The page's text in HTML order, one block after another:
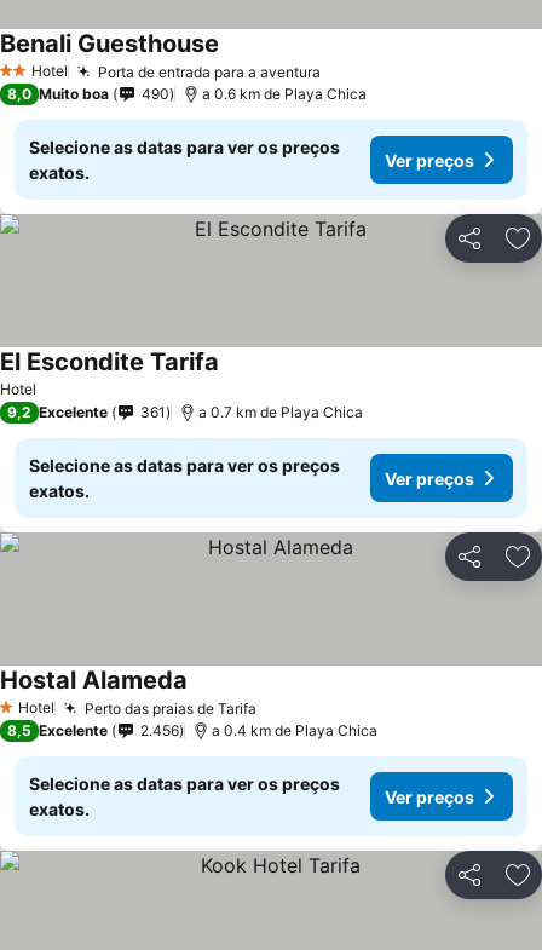
2 Estrelas
Hotel Porta de entrada para a aventura
Benali Guesthouse
8,0 Muito boa 490 a 0.6 km de Playa Chica
Selecione as datas para ver os preços
exatos.
Ver preços
Partilhar
Hotel
El Escondite Tarifa
9,2 Excelente 361 a 0.7 km de Playa Chica
Selecione as datas para ver os preços
exatos.
Ver preços
Partilhar
1 Estrelas
Hotel Perto das praias de Tarifa
Hostal Alameda
8,5 Excelente 2.456 a 0.4 km de Playa Chica
Selecione as datas para ver os preços
exatos.
Ver preços
Partilhar